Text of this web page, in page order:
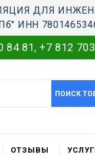
ДЛЯ
ИНН
84 81, +7 812
ПОИСК
ОТЗЫВЫ